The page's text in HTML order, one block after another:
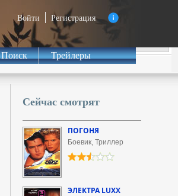
Войти Регистрация
Поиск Трейлеры
Сейчас смотрят
ПОГОНЯ
Боевик, Триллер
ЭЛЕКТРА LUXX